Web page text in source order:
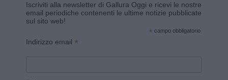
Iscriviti alla newsletter di Gallura Oggi e ricevi le nostre
email periodiche contenenti le ultime notizie pubblicate
sul sito web!
* campo obbligatorio
Indirizzo email *